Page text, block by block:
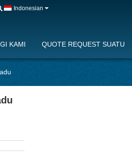
Indonesian
KAMI QUOTE REQUEST SUATU